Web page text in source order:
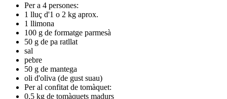
Per a 4 persones:
1 lluç d'1 o 2 kg aprox.
1 llimona
100 g de formatge parmesà
50 g de pa ratllat
sal
pebre
50 g de mantega
oli d'oliva (de gust suau)
Per al confitat de tomàquet:
0,5 kg de tomàquets madurs